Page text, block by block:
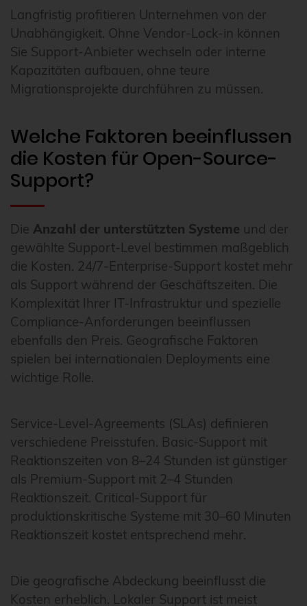
Langfristig profitieren Unternehmen von der
Unabhängigkeit. Ohne Vendor-Lock-in können
Sie Support-Anbieter wechseln oder interne
Kapazitäten aufbauen, ohne teure
Migrationsprojekte durchführen zu müssen.
Welche Faktoren beeinflussen
die Kosten für Open-Source-
Support?
Die Anzahl der unterstützten Systeme und der
gewählte Support-Level bestimmen maßgeblich
die Kosten. 24/7-Enterprise-Support kostet mehr
als Support während der Geschäftszeiten. Die
Komplexität Ihrer IT-Infrastruktur und spezielle
Compliance-Anforderungen beeinflussen
ebenfalls den Preis. Geografische Faktoren
spielen bei internationalen Deployments eine
wichtige Rolle.
Service-Level-Agreements (SLAs) definieren
verschiedene Preisstufen. Basic-Support mit
Reaktionszeiten von 8–24 Stunden ist günstiger
als Premium-Support mit 2–4 Stunden
Reaktionszeit. Critical-Support für
produktionskritische Systeme mit 30–60 Minuten
Reaktionszeit kostet entsprechend mehr.
Die geografische Abdeckung beeinflusst die
Kosten erheblich. Lokaler Support ist meist